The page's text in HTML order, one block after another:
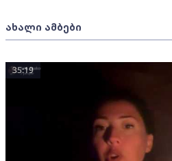
ახალი ამბები
35:19